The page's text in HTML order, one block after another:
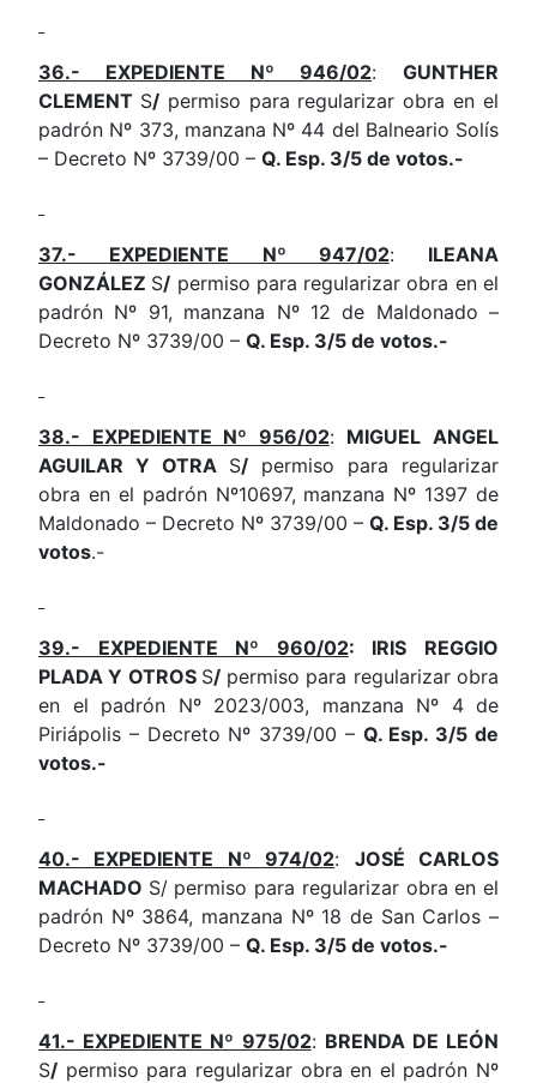
36.- EXPEDIENTE Nº 946/02: GUNTHER
CLEMENT S/permiso para regularizar obra en el
padrón Nº 373, manzana Nº 44 del Balneario Solís
– Decreto Nº 3739/00 – Q. Esp. 3/5 de votos.-
37.- EXPEDIENTE Nº 947/02: ILEANA
GONZÁLEZ S/ permiso para regularizar obra en el
padrón Nº 91, manzana Nº 12 de Maldonado –
Decreto Nº 3739/00 – Q. Esp. 3/5 de votos.-
38.- EXPEDIENTE Nº 956/02: MIGUEL ANGEL
AGUILAR Y OTRA S/ permiso para regularizar
obra en el padrón Nº10697, manzana Nº 1397 de
Maldonado – Decreto Nº 3739/00 – Q. Esp. 3/5 de
votos.-
39.- EXPEDIENTE Nº 960/02: IRIS REGGIO
PLADA Y OTROS S/permiso para regularizar obra
en el padrón Nº 2023/003, manzana Nº 4 de
Piriápolis – Decreto Nº 3739/00 – Q. Esp. 3/5 de
votos.-
40.- EXPEDIENTE Nº 974/02: JOSÉ CARLOS
MACHADO S/ permiso para regularizar obra en el
padrón Nº 3864, manzana Nº 18 de San Carlos –
Decreto Nº 3739/00 – Q. Esp. 3/5 de votos.-
41.- EXPEDIENTE Nº 975/02: BRENDA DE LEÓN
S/ permiso para regularizar obra en el padrón Nº